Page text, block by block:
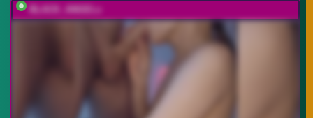
BLACK_ANGELs